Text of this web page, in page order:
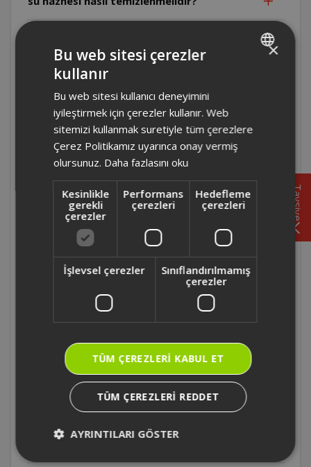
Makinesi'nde taşmayı önleyen sistem
mevcut mudur?
OK001 - Arzum OKKA Türk Kahve Makinesi
su haznesi nasıl temizlenmelidir?
OK002 - Arzum OKKA Türk Kahve Makinesi
OK002 - Arzum OKKA Türk Kahve Makinesi
salep kullanımına uygun mudur?
OK002 - Arzum OKKA Türk Kahve Makinesi
kimyasal ürünler ile temizlenebilir mi?
OK002 - Arzum OKKA Türk Kahve Makinesi
Cihazı ilk çalıştırdığım konumdan farklı bir
yerde çalıştıracağım zaman ne yapmalıyım?
Cihazın kullanımı sırasında dikkat edilmesi
gereken hususlar nelerdir?
Tavsiye
×
Bu web sitesi çerezler
kullanır
Bu web sitesi kullanıcı deneyimini
iyileştirmek için çerezler kullanır. Web
sitemizi kullanmak suretiyle tüm çerezlere
Çerez Politikamız uyarınca onay vermiş
olursunuz. Daha fazlasını oku
Kesinlikle
gerekli
çerezler
Performans
çerezleri
Hedefleme
çerezleri
İşlevsel çerezler
Sınıflandırılmamış
çerezler
TÜM ÇEREZLERI KABUL ET
TÜM ÇEREZLERI REDDET
AYRINTILARI GÖSTER